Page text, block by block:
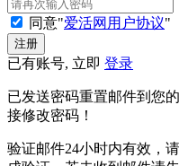
同意"爱活网用户协议"
已有账号, 立即 登录
已发送密码重置邮件到您
接修改密码！
验证邮件24小时内有效，